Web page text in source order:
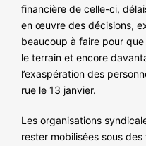
financière de celle-ci,
en œuvre des décisions,
beaucoup à faire pour
le terrain et encore
l’exaspération des
rue le 13 janvier.
Les organisations
rester mobilisées sous